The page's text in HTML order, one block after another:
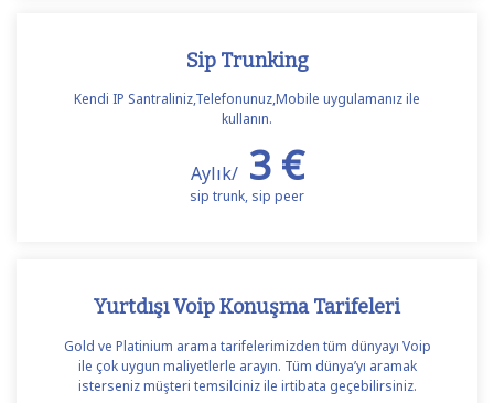
Sip Trunking
Kendi IP Santraliniz,Telefonunuz,Mobile uygulamanız ile
kullanın.
Aylık/3 €
sip trunk, sip peer
Yurtdışı Voip Konuşma Tarifeleri
Gold ve Platinium arama tarifelerimizden tüm dünyayı Voip
ile çok uygun maliyetlerle arayın. Tüm dünya’yı aramak
isterseniz müşteri temsilciniz ile irtibata geçebilirsiniz.